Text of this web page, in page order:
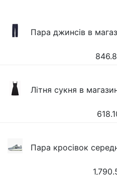
Пара джинсів в
Літня сукня в
Пара кросівок